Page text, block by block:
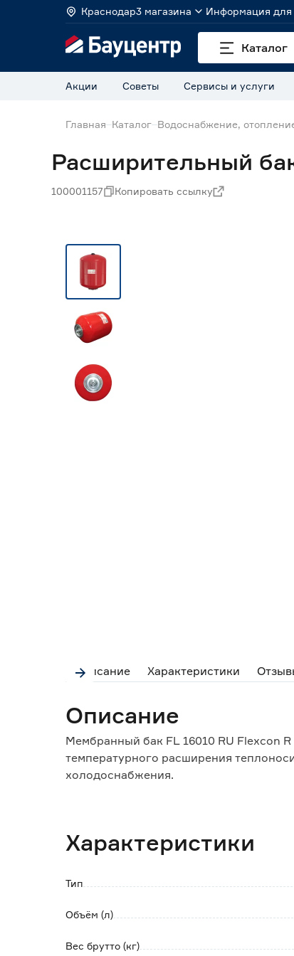
Краснодар3 магазина Информация для
Каталог
Акции Советы Сервисы и услуги
Главная Каталог Водоснабжение,
Расширительный
100001157 Копировать ссылку
Описание Характеристики
Описание
Мембранный бак FL 16010 RU Flexcon
температурного расширения
холодоснабжения.
Способ установки: настенный.
Объем: 8 литров.
Исходное давление: 1,5 бара.
Максимальная температура рабочей
Характеристики
Тип
Объём (л)
Вес брутто (кг)